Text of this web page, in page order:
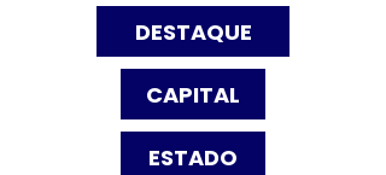
DESTAQUE
CAPITAL
ESTADO